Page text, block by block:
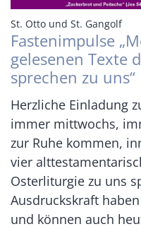
St. Otto und St. Gangolf:
Fastenimpulse
gelesenen Texte
sprechen zu uns“
Herzliche Einladung
immer mittwochs,
zur Ruhe kommen,
vier
Osterliturgie zu uns
Ausdruckskraft
und können auch